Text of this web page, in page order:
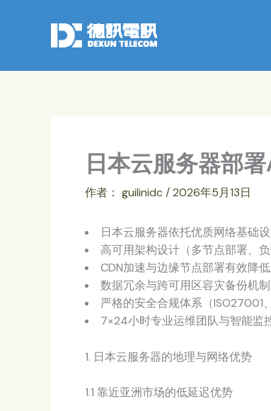
日本云服务器部
作者： guilinidc /2026年5月13日
日本云服务器依托优质网络基础
高可用架构设计（多节点部署、
CDN加速与边缘节点部署有效降
数据冗余与跨可用区容灾备份机
严格的安全合规体系（ISO27001
7×24小时专业运维团队与智能监
1. 日本云服务器的地理与网络优势
1.1 靠近亚洲市场的低延迟优势